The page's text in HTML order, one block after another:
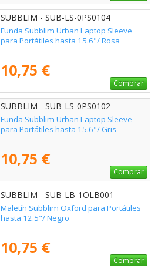
SUBBLIM - SUB-LS-0PS0104
Funda Subblim Urban Laptop Sleeve
para Portátiles hasta 15.6"/ Rosa
10,75 €
Comprar
SUBBLIM - SUB-LS-0PS0102
Funda Subblim Urban Laptop Sleeve
para Portátiles hasta 15.6"/ Gris
10,75 €
Comprar
SUBBLIM - SUB-LB-1OLB001
Maletín Subblim Oxford para Portátiles
hasta 12.5"/ Negro
10,75 €
Comprar